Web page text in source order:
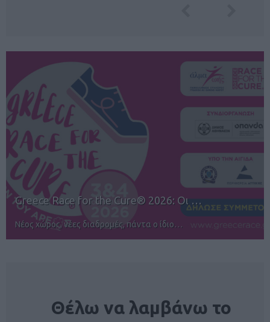
12ος TUI Rhodes Marathon: Άνοιγμα ε…
Αγώνες για όλους στην Ρόδο
Θέλω να λαμβάνω το